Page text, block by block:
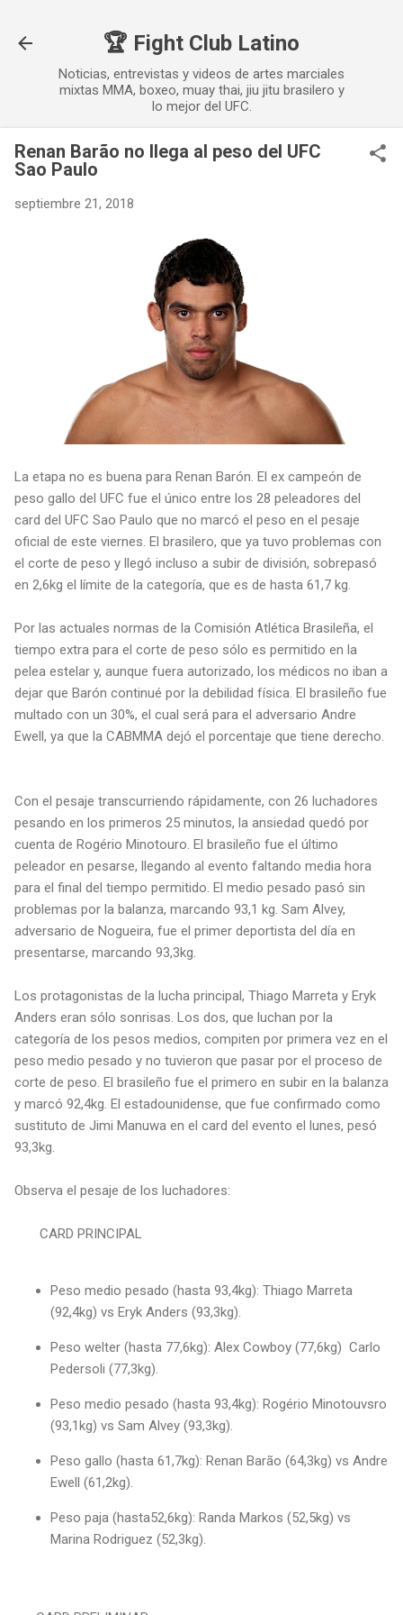
🏆 Fight Club Latino
Noticias, entrevistas y videos de artes marciales
mixtas MMA, boxeo, muay thai, jiu jitu brasilero y
lo mejor del UFC.
Renan Barão no llega al peso del UFC
Sao Paulo
septiembre 21, 2018
La etapa no es buena para Renan Barón. El ex campeón de
peso gallo del UFC fue el único entre los 28 peleadores del
card del UFC Sao Paulo que no marcó el peso en el pesaje
oficial de este viernes. El brasilero, que ya tuvo problemas con
el corte de peso y llegó incluso a subir de división, sobrepasó
en 2,6kg el límite de la categoría, que es de hasta 61,7 kg.
Por las actuales normas de la Comisión Atlética Brasileña, el
tiempo extra para el corte de peso sólo es permitido en la
pelea estelar y, aunque fuera autorizado, los médicos no iban a
dejar que Barón continué por la debilidad física. El brasileño fue
multado con un 30%, el cual será para el adversario Andre
Ewell, ya que la CABMMA dejó el porcentaje que tiene derecho.
Con el pesaje transcurriendo rápidamente, con 26 luchadores
pesando en los primeros 25 minutos, la ansiedad quedó por
cuenta de Rogério Minotouro. El brasileño fue el último
peleador en pesarse, llegando al evento faltando media hora
para el final del tiempo permitido. El medio pesado pasó sin
problemas por la balanza, marcando 93,1 kg. Sam Alvey,
adversario de Nogueira, fue el primer deportista del día en
presentarse, marcando 93,3kg.
Los protagonistas de la lucha principal, Thiago Marreta y Eryk
Anders eran sólo sonrisas. Los dos, que luchan por la
categoría de los pesos medios, compiten por primera vez en el
peso medio pesado y no tuvieron que pasar por el proceso de
corte de peso. El brasileño fue el primero en subir en la balanza
y marcó 92,4kg. El estadounidense, que fue confirmado como
sustituto de Jimi Manuwa en el card del evento el lunes, pesó
93,3kg.
Observa el pesaje de los luchadores:
CARD PRINCIPAL
Peso medio pesado (hasta 93,4kg): Thiago Marreta
(92,4kg) vs Eryk Anders (93,3kg).
Peso welter (hasta 77,6kg): Alex Cowboy (77,6kg) Carlo
Pedersoli (77,3kg).
Peso medio pesado (hasta 93,4kg): Rogério Minotouvsro
(93,1kg) vs Sam Alvey (93,3kg).
Peso gallo (hasta 61,7kg): Renan Barão (64,3kg) vs Andre
Ewell (61,2kg).
Peso paja (hasta52,6kg): Randa Markos (52,5kg) vs
Marina Rodriguez (52,3kg).